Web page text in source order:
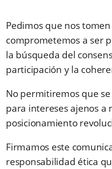
Pedimos que nos
comprometemos a ser
la búsqueda del
participación y la
No permitiremos que
para intereses ajenos a
posicionamiento
Firmamos este
responsabilidad ética